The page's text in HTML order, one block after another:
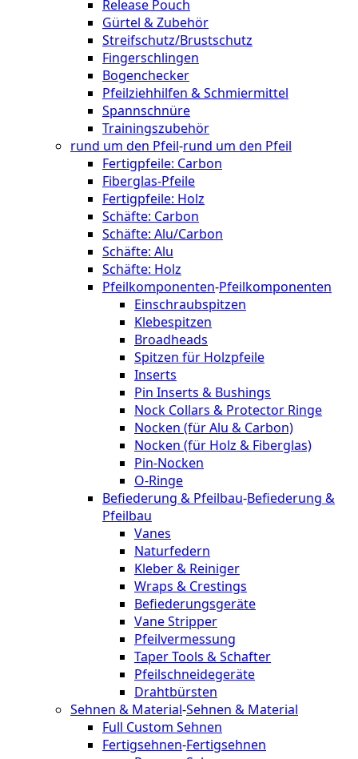
Release Pouch
Gürtel & Zubehör
Streifschutz/Brustschutz
Fingerschlingen
Bogenchecker
Pfeilziehhilfen & Schmiermittel
Spannschnüre
Trainingszubehör
rund um den Pfeil-rund um den Pfeil
Fertigpfeile: Carbon
Fiberglas-Pfeile
Fertigpfeile: Holz
Schäfte: Carbon
Schäfte: Alu/Carbon
Schäfte: Alu
Schäfte: Holz
Pfeilkomponenten-Pfeilkomponenten
Einschraubspitzen
Klebespitzen
Broadheads
Spitzen für Holzpfeile
Inserts
Pin Inserts & Bushings
Nock Collars & Protector Ringe
Nocken (für Alu & Carbon)
Nocken (für Holz & Fiberglas)
Pin-Nocken
O-Ringe
Befiederung & Pfeilbau-Befiederung &
Pfeilbau
Vanes
Naturfedern
Kleber & Reiniger
Wraps & Crestings
Befiederungsgeräte
Vane Stripper
Pfeilvermessung
Taper Tools & Schafter
Pfeilschneidegeräte
Drahtbürsten
Sehnen & Material-Sehnen & Material
Full Custom Sehnen
Fertigsehnen-Fertigsehnen